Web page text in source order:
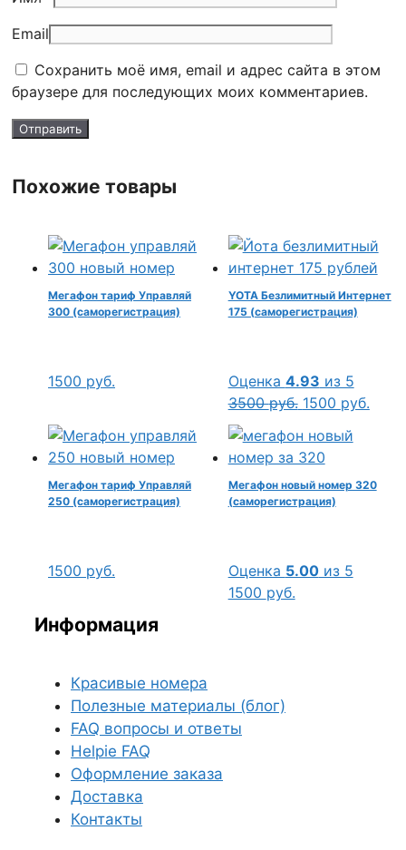
Email
Сохранить моё имя, email и адрес сайта в этом
браузере для последующих моих комментариев.
Похожие товары
Мегафон тариф Управляй
300 (саморегистрация)
1500 руб.
YOTA Безлимитный Интернет
175 (саморегистрация)
Оценка 4.93 из 5
3500руб.
составляла
3500 руб..
1500 руб.
Мегафон тариф Управляй
250 (саморегистрация)
1500 руб.
Мегафон новый номер 320
(саморегистрация)
Оценка 5.00из 5
1500 руб.
Информация
Красивые номера
Полезные материалы (блог)
FAQ вопросы и ответы
Helpie FAQ
Оформление заказа
Доставка
Контакты